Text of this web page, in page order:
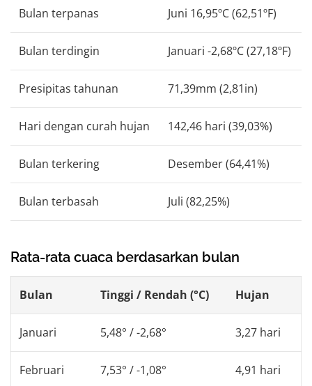
Bulan terpanas Juni 16,95ºC (62,51ºF)
Bulan terdingin Januari -2,68ºC (27,18ºF)
Presipitas tahunan 71,39mm (2,81in)
Hari dengan curah hujan 142,46 hari (39,03%)
Bulan terkering Desember (64,41%)
Bulan terbasah Juli (82,25%)
Rata-rata cuaca berdasarkan bulan
Bulan Tinggi / Rendah (°C) Hujan
Januari 5,48° / -2,68° 3,27 hari
Februari 7,53° / -1,08° 4,91 hari